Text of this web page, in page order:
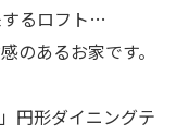
るロフト…
のあるお家です。
円形ダイニングテ